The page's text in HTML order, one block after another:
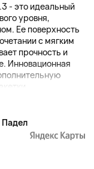
- это идеальный
уровня,
Ее поверхность
с мягким
прочность и
Инновационная
...
Падел